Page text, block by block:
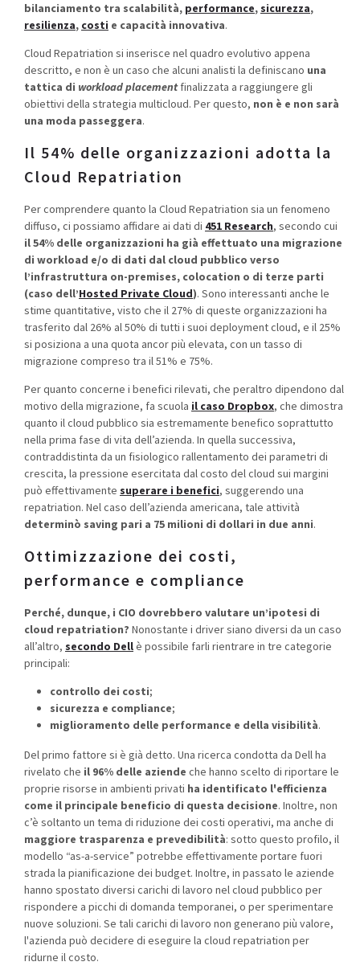
bilanciamento tra scalabilità, performance, sicurezza,
resilienza, costi e capacità innovativa.
Cloud Repatriation si inserisce nel quadro evolutivo appena
descritto, e non è un caso che alcuni analisti la definiscano una
tattica di workload placementfinalizzata a raggiungere gli
obiettivi della strategia multicloud. Per questo, non è e non sarà
una moda passeggera.
Il 54% delle organizzazioni adotta la
Cloud Repatriation
Per comprendere quanto la Cloud Repatriation sia un fenomeno
diffuso, ci possiamo affidare ai dati di 451 Research, secondo cui
il 54% delle organizzazioni ha già effettuato una migrazione
di workload e/o di dati dal cloud pubblico verso
l’infrastruttura on-premises, colocation o di terze parti
(caso dell’Hosted Private Cloud). Sono interessanti anche le
stime quantitative, visto che il 27% di queste organizzazioni ha
trasferito dal 26% al 50% di tutti i suoi deployment cloud, e il 25%
si posiziona a una quota ancor più elevata, con un tasso di
migrazione compreso tra il 51% e 75%.
Per quanto concerne i benefici rilevati, che peraltro dipendono dal
motivo della migrazione, fa scuola il caso Dropbox, che dimostra
quanto il cloud pubblico sia estremamente benefico soprattutto
nella prima fase di vita dell’azienda. In quella successiva,
contraddistinta da un fisiologico rallentamento dei parametri di
crescita, la pressione esercitata dal costo del cloud sui margini
può effettivamente superare i benefici, suggerendo una
repatriation. Nel caso dell’azienda americana, tale attività
determinò saving pari a 75 milioni di dollari in due anni.
Ottimizzazione dei costi,
performance e compliance
Perché, dunque, i CIO dovrebbero valutare un’ipotesi di
cloud repatriation? Nonostante i driver siano diversi da un caso
all’altro, secondo Dellè possibile farli rientrare in tre categorie
principali:
controllo dei costi;
sicurezza e compliance;
miglioramento delle performance e della visibilità.
Del primo fattore si è già detto. Una ricerca condotta da Dell ha
rivelato che il 96% delle aziende che hanno scelto di riportare le
proprie risorse in ambienti privati ha identificato l'efficienza
come il principale beneficio di questa decisione. Inoltre, non
c’è soltanto un tema di riduzione dei costi operativi, ma anche di
maggiore trasparenza e prevedibilità: sotto questo profilo, il
modello “as-a-service” potrebbe effettivamente portare fuori
strada la pianificazione dei budget. Inoltre, in passato le aziende
hanno spostato diversi carichi di lavoro nel cloud pubblico per
rispondere a picchi di domanda temporanei, o per sperimentare
nuove soluzioni. Se tali carichi di lavoro non generano più valore,
l'azienda può decidere di eseguire la cloud repatriation per
ridurne il costo.